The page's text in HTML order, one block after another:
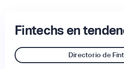
Fintechs en
Directorio de